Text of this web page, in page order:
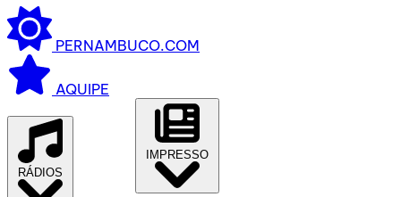
PERNAMBUCO.COM
AQUIPE
RÁDIOS
IMPRESSO